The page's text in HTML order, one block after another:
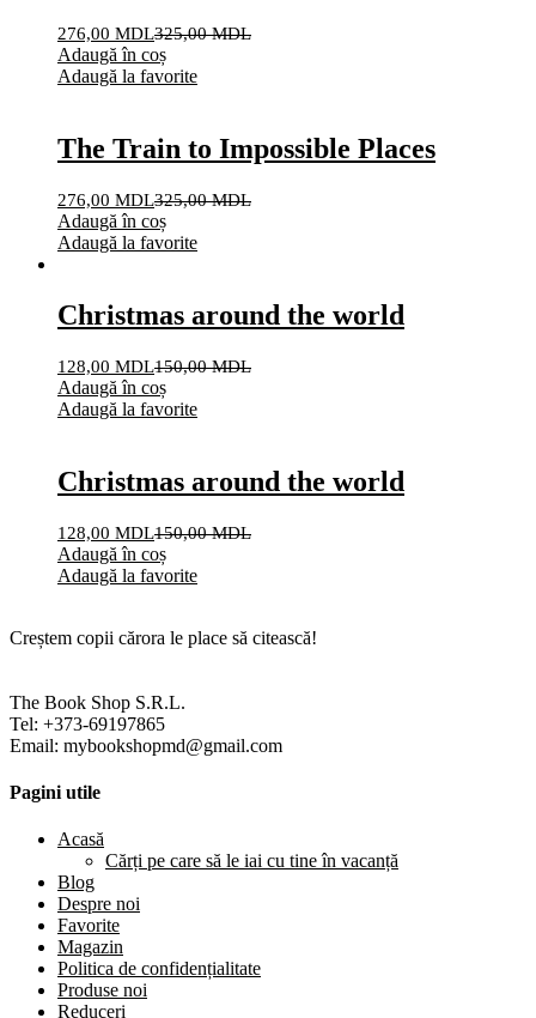
276,00 MDL325,00MDL
Adaugă în coș
Adaugă la favorite
The Train to Impossible Places
276,00 MDL325,00MDL
Adaugă în coș
Adaugă la favorite
Christmas around the world
128,00 MDL150,00MDL
Adaugă în coș
Adaugă la favorite
Christmas around the world
128,00 MDL150,00MDL
Adaugă în coș
Adaugă la favorite
Creștem copii cărora le place să citească!
The Book Shop S.R.L.
Tel: +373-69197865
Email: mybookshopmd@gmail.com
Pagini utile
Acasă
Cărți pe care să le iai cu tine în vacanță
Blog
Despre noi
Favorite
Magazin
Politica de confidențialitate
Produse noi
Reduceri